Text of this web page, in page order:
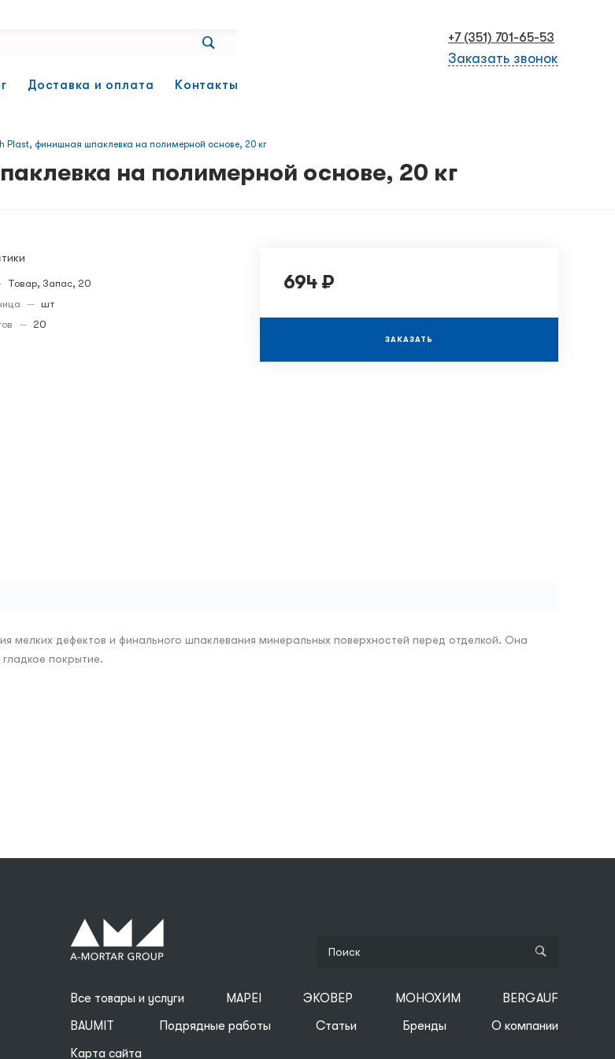
Доставка и оплата Контакты
+7 (351) 701-65-53
Заказать звонок
Plast, финишная шпаклевка на полимерной основе, 20 кг
на полимерной основе, 20 кг
Товар, Запас, 20
— шт
— 20
694 ₽
ЗАКАЗАТЬ
мелких дефектов и финального шпаклевания минеральных поверхностей перед отделкой. Она
покрытие.
Все товары и услуги MAPEI ЭКОВЕР МОНОХИМ
BERGAUF
BAUMIT
Подрядные работы Статьи Бренды
О компании
Карта сайта